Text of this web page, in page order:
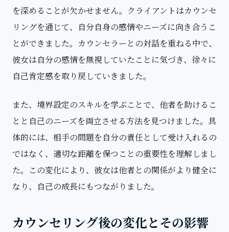
を深めることが欠かせません。クライアントはカウンセ
リングを通じて、自分自身の感情やニーズに向き合うこ
とができました。カウンセラーとの対話を重ねる中で、
彼女は自分の感情を無視していたことに気づき、徐々に
自己肯定感を取り戻していきました。
また、境界設定のスキルを学ぶことで、他者を助けるこ
とと自己のニーズを両立させる方法を見つけました。具
体的には、相手の問題を自分の責任として受け入れるの
ではなく、適切な距離を保つことの重要性を理解しまし
た。この変化により、彼女は他者との関係がより健全に
なり、自己の成長にもつながりました。
カウンセリング後の変化とその影響